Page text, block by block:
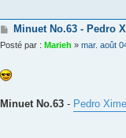
M
s
a
g
Minuet No.63 - Pedro
Posté par : Marieh » mar. août
Minuet No.63 - Pedro